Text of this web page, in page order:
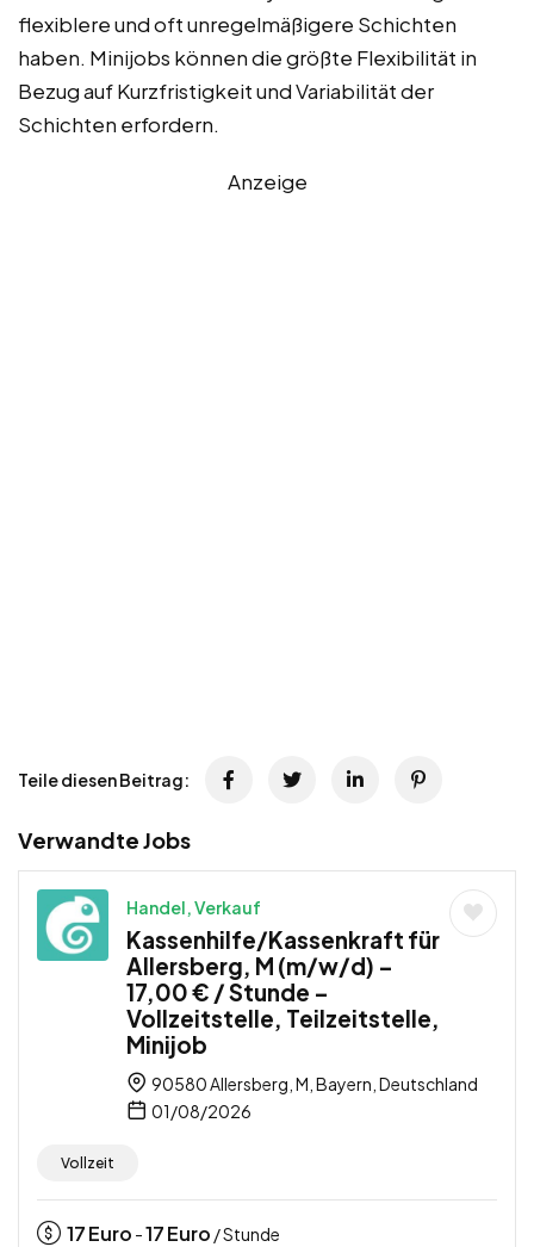
flexiblere und oft unregelmäßigere Schichten
haben. Minijobs können die größte Flexibilität in
Bezug auf Kurzfristigkeit und Variabilität der
Schichten erfordern.
Anzeige
Teile diesen Beitrag:
Verwandte Jobs
Handel, Verkauf
Kassenhilfe/Kassenkraft für
Allersberg, M (m/w/d) –
17,00 € / Stunde –
Vollzeitstelle, Teilzeitstelle,
Minijob
90580 Allersberg, M, Bayern, Deutschland
01/08/2026
Vollzeit
17Euro -17Euro / Stunde